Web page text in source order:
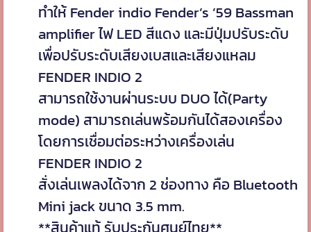
ทำให้ Fender indio Fender’s ’59 Bassman
amplifier ไฟ LED สีแดง และมีปุ่มปรับระดับ
เพื่อปรับระดับเสียงเบสและเสียงแหลม
FENDER INDIO 2
สามารถใช้งานผ่านระบบ DUO ได้(Party
mode) สามารถเล่นพร้อมกันได้สองเครื่อง
โดยการเชื่อมต่อระหว่างเครื่องเล่น
FENDER INDIO 2
สั่งเล่นเพลงได้จาก 2 ช่องทาง คือ Bluetooth
Mini jack ขนาด 3.5 mm.
**สินค้าแท้ รับประกันศูนย์ไทย**